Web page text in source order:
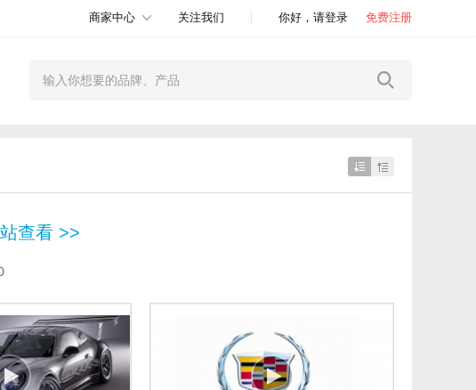
商家中心 关注我们 你好，请登录 免费注册
查看 >>